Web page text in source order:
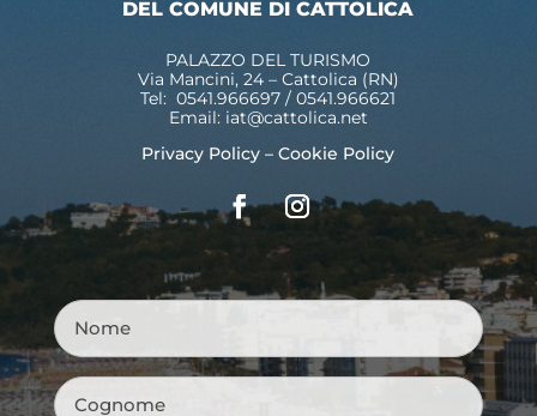
DEL COMUNE DI CATTOLICA
PALAZZO DEL TURISMO
Via Mancini, 24 – Cattolica (RN)
Tel: 0541.966697 / 0541.966621
Email: iat@cattolica.net
Privacy Policy –Cookie Policy
Nome
Cognome